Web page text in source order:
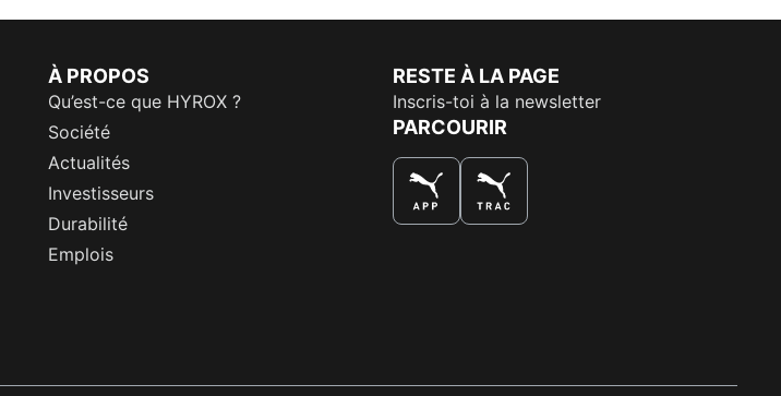
À PROPOS
Qu’est-ce que HYROX ?
Société
Actualités
Investisseurs
Durabilité
Emplois
RESTE À LA PAGE
Inscris-toi à la newsletter
PARCOURIR